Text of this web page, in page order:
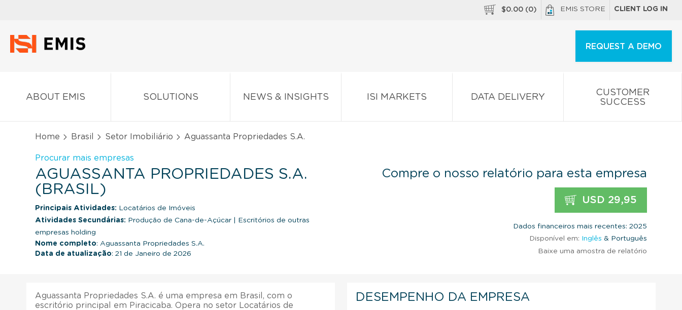
$0.00 (0) EMIS STORE CLIENT LOG IN
REQUEST A DEMO
ABOUT EMIS SOLUTIONS NEWS & INSIGHTS ISI MARKETS DATA DELIVERY
CUSTOMER
SUCCESS
Home Brasil Setor Imobiliário Aguassanta Propriedades S.A.
Procurar mais empresas
AGUASSANTA PROPRIEDADES S.A.
(BRASIL)
Principais Atividades: Locatários de Imóveis
Atividades Secundárias: Produção de Cana-de-Açúcar
Escritórios de outras
empresas holding
Nome completo: Aguassanta Propriedades S.A.
Data de atualização: 21 de Janeiro de 2026
Compre o nosso relatório para esta empresa
USD 29,95
Dados financeiros mais recentes: 2025
Disponível em: Inglês & Português
Baixe uma amostra de relatório
Aguassanta Propriedades S.A. é uma empresa em Brasil, com o
escritório principal em Piracicaba. Opera no setor Locatários de
DESEMPENHO DA EMPRESA